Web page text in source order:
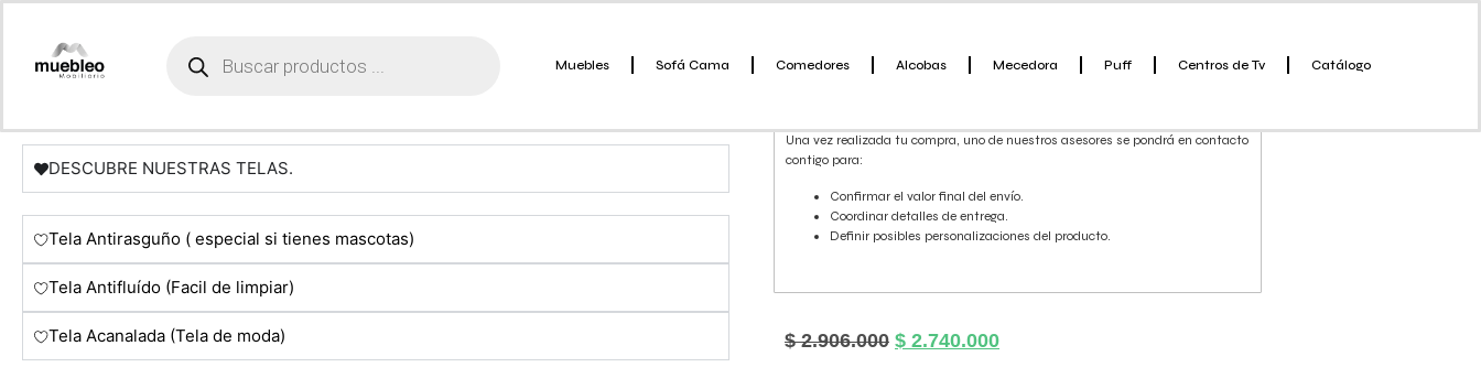
Muebles Sofá Cama Comedores Alcobas Mecedora Puff Centros de Tv Catálogo
Tela microfibra
DESCUBRE NUESTRAS TELAS.
Tela Antirasguño ( especial si tienes mascotas)
Tela Antifluído (Facil de limpiar)
Tela Acanalada (Tela de moda)
Una vez realizada tu compra, uno de nuestros asesores se pondrá en contacto
contigo para:
Confirmar el valor final del envío.
Coordinar detalles de entrega.
Definir posibles personalizaciones del producto.
$2.906.000 $ 2.740.000